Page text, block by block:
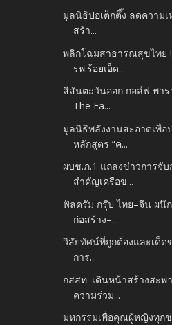
มูลนิธิป่อเต็กตึ๊ง ลดความ
สร้า...
พลิกโฉมสาธารณสุขไทย
รพ.ร้อยเอ็ด...
สีสันตะวันออก กอล์ฟ พาร
The Ea...
มูลนิธิพลังงานสะอาดเพื่
หลักสูตร “ค...
ผบช.ภ.1 แถลงข่าวการจั
สำคัญเครือข...
ฟัลครัม กรุ๊ป ไทย–จีน ผนึ
ก่อสร้าง–...
วิสัยทัศน์ที่ถูกต้องและเด็ด
การ...
กสสท. เดินหน้าสร้างสะพ
ความร่วม...
มหกรรมเพื่อคุณผู้หญิงทุกช่